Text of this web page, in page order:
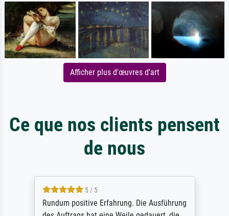
Afficher plus d'œuvres d'art
Ce que nos clients pensent
de nous
5 / 5
Rundum positive Erfahrung. Die Ausführung